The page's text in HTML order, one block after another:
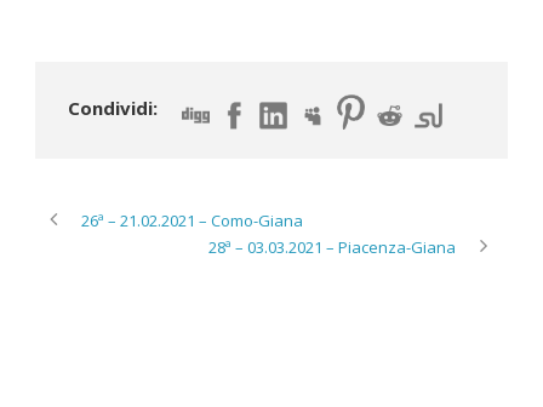
Condividi:
26ª – 21.02.2021 – Como-Giana
28ª – 03.03.2021 – Piacenza-Giana